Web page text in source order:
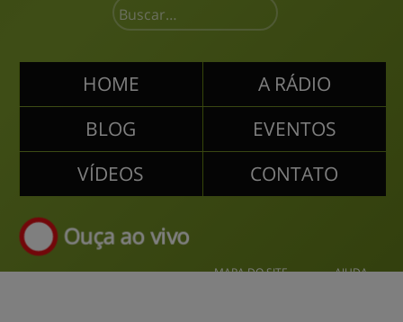
HOME
A RÁDIO
BLOG
EVENTOS
VÍDEOS
CONTATO
Ouça ao vivo
MAPA DO SITE AJUDA